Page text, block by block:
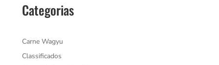
Categorias
Carne Wagyu
Classificados